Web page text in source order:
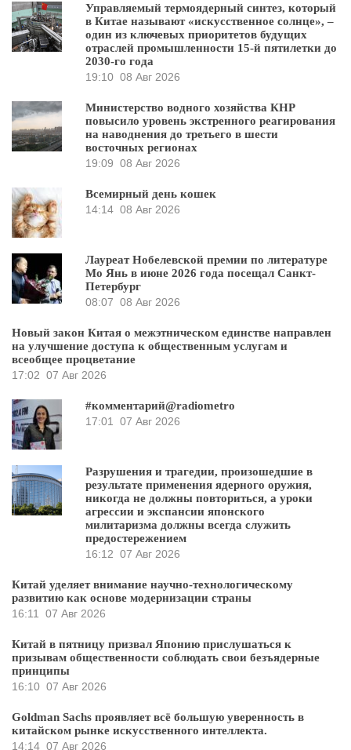
Управляемый термоядерный синтез, который
в Китае называют «искусственное солнце», –
один из ключевых приоритетов будущих
отраслей промышленности 15-й пятилетки до
2030-го года
19:10 08 Авг 2026
Министерство водного хозяйства КНР
повысило уровень экстренного реагирования
на наводнения до третьего в шести
восточных регионах
19:09 08 Авг 2026
Всемирный день кошек
14:14 08 Авг 2026
Лауреат Нобелевской премии по литературе
Мо Янь в июне 2026 года посещал Санкт-
Петербург
08:07 08 Авг 2026
Новый закон Китая о межэтническом единстве направлен
на улучшение доступа к общественным услугам и
всеобщее процветание
17:02 07 Авг 2026
#комментарий@radiometro
17:01
07 Авг 2026
Разрушения и трагедии, произошедшие в
результате применения ядерного оружия,
никогда не должны повториться, а уроки
агрессии и экспансии японского
милитаризма должны всегда служить
предостережением
16:12 07 Авг 2026
Китай уделяет внимание научно-технологическому
развитию как основе модернизации страны
16:11
07 Авг 2026
Китай в пятницу призвал Японию прислушаться к
призывам общественности соблюдать свои безъядерные
принципы
16:10 07 Авг 2026
Goldman Sachs проявляет всё большую уверенность в
китайском рынке искусственного интеллекта.
14:14 07 Авг 2026